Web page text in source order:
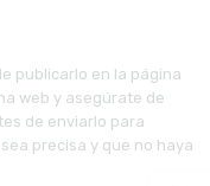
publicarlo en la página
web y asegúrate de
de enviarlo para
precisa y que no haya